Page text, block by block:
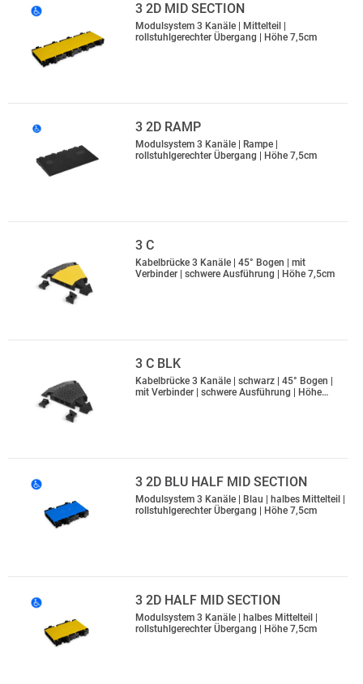
3 2D MID SECTION
Modulsystem 3 Kanäle | Mittelteil |
rollstuhlgerechter Übergang | Höhe 7,5cm
3 2D RAMP
Modulsystem 3 Kanäle | Rampe |
rollstuhlgerechter Übergang | Höhe 7,5cm
3 C
Kabelbrücke 3 Kanäle | 45° Bogen | mit
Verbinder | schwere Ausführung | Höhe 7,5cm
3 C BLK
Kabelbrücke 3 Kanäle | schwarz | 45° Bogen |
mit Verbinder | schwere Ausführung | Höhe…
3 2D BLU HALF MID SECTION
Modulsystem 3 Kanäle | Blau | halbes Mittelteil |
rollstuhlgerechter Übergang | Höhe 7,5cm
3 2D HALF MID SECTION
Modulsystem 3 Kanäle | halbes Mittelteil |
rollstuhlgerechter Übergang | Höhe 7,5cm